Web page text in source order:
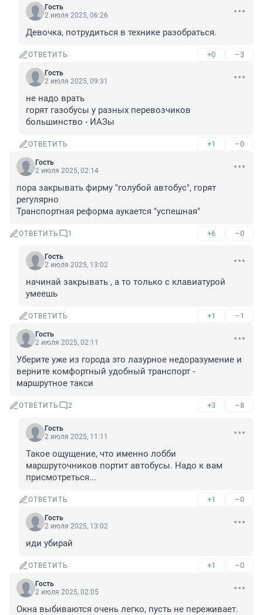
Гость
2 июля 2025, 06:26
Девочка, потрудиться в технике разобраться.
ОТВЕТИТЬ +0 –3
Гость
2 июля 2025, 09:31
не надо врать
горят газобусы у разных перевозчиков
большинство - ИАЗы
ОТВЕТИТЬ +1 –0
Гость
2 июля 2025, 02:14
пора закрывать фирму "голубой автобус", горят
регулярно
Транспортная реформа аукается "успешная"
ОТВЕТИТЬ 1 +6 –0
Гость
2 июля 2025, 13:02
начинай закрывать , а то только с клавиатурой
умеешь
ОТВЕТИТЬ +1 –1
Гость
2 июля 2025, 02:11
Уберите уже из города это лазурное недоразумение и
верните комфортный удобный транспорт -
маршрутное такси
ОТВЕТИТЬ 2 +3 –8
Гость
2 июля 2025, 11:11
Такое ощущение, что именно лобби
маршруточников портит автобусы. Надо к вам
присмотреться...
ОТВЕТИТЬ +1 –0
Гость
2 июля 2025, 13:02
иди убирай
ОТВЕТИТЬ +1 –0
Гость
2 июля 2025, 02:05
Окна выбиваются очень легко, пусть не переживает.